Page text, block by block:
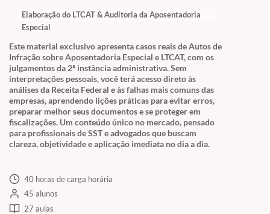
Este material exclusivo apresenta casos reais de Autos de
Infração sobre Aposentadoria Especial e LTCAT, com os
julgamentos da 2ª instância administrativa. Sem
interpretações pessoais, você terá acesso direto às
análises da Receita Federal e às falhas mais comuns das
empresas, aprendendo lições práticas para evitar erros,
preparar melhor seus documentos e se proteger em
fiscalizações. Um conteúdo único no mercado, pensado
para profissionais de SST e advogados que buscam
clareza, objetividade e aplicação imediata no dia a dia.
Elaboração do LTCAT & Auditoria da Aposentadoria
Especial
40 horas de carga horária
45 alunos
27 aulas